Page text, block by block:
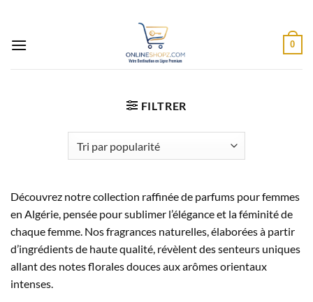
contenu
0
FILTRER
Découvrez notre collection raffinée de parfums pour femmes
en Algérie, pensée pour sublimer l’élégance et la féminité de
chaque femme. Nos fragrances naturelles, élaborées à partir
d’ingrédients de haute qualité, révèlent des senteurs uniques
allant des notes florales douces aux arômes orientaux
intenses.